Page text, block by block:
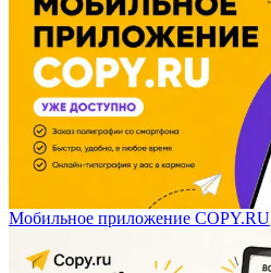
Мобильное приложение COPY.RU